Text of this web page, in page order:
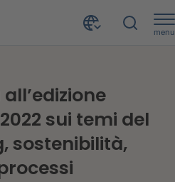
menu
sui temi del
sostenibilità,